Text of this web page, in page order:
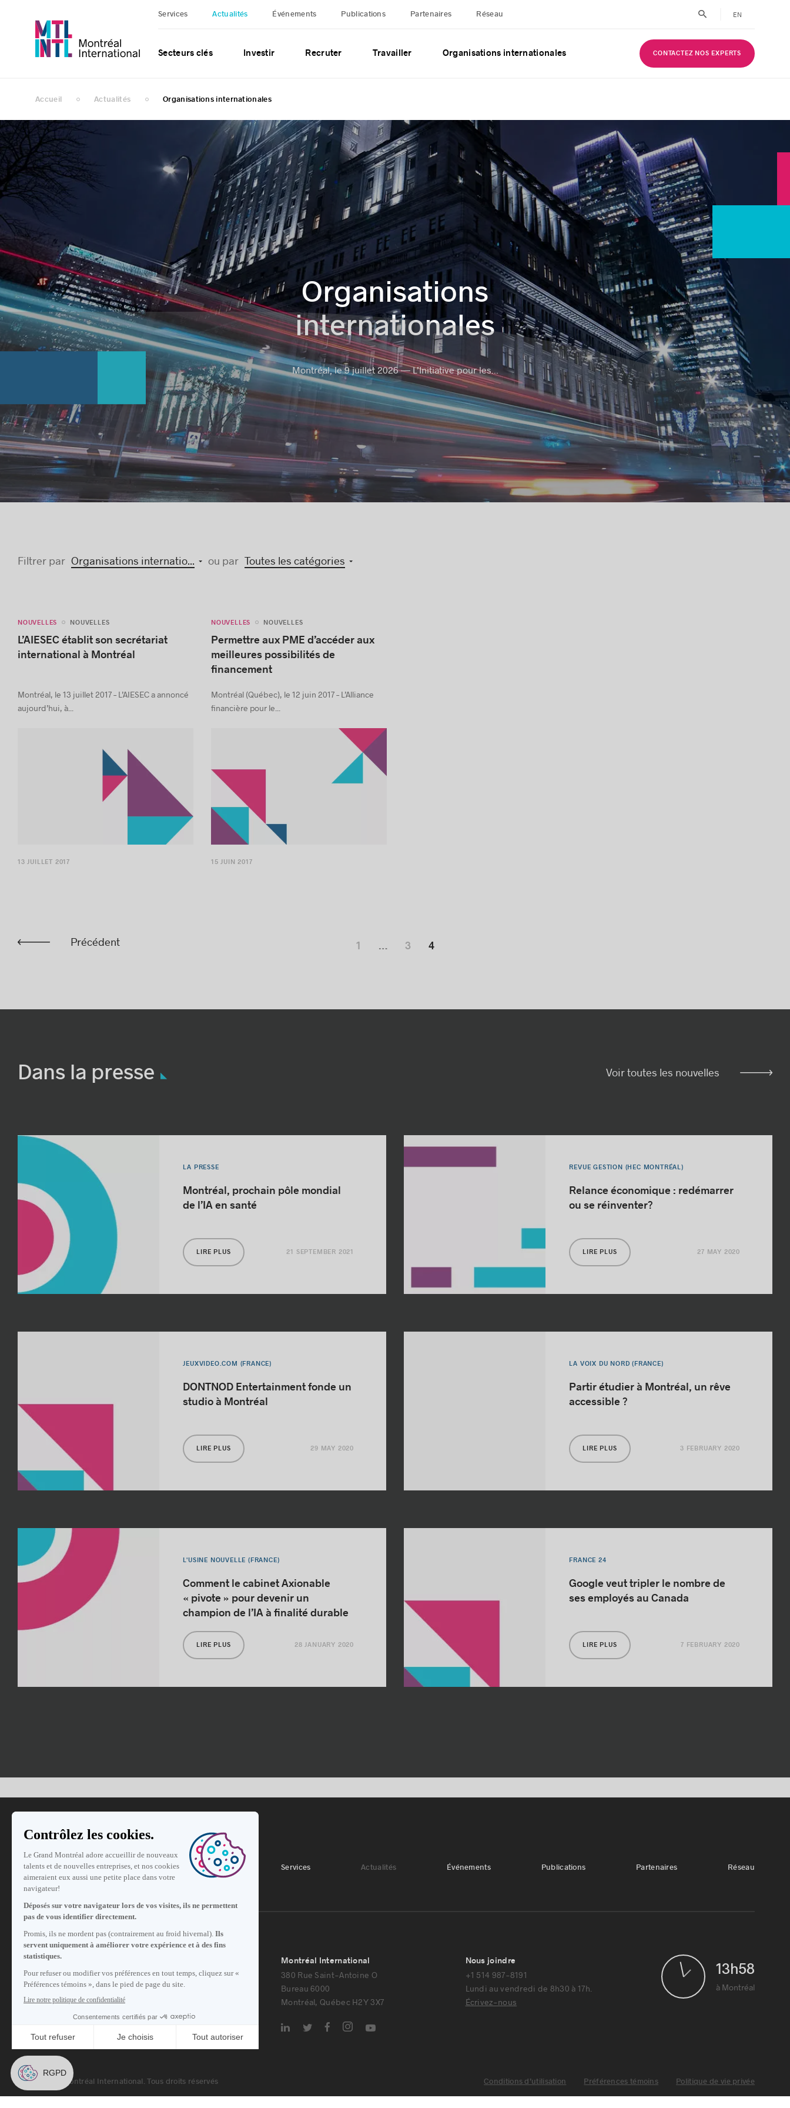
Services Actualités Événements Publications Partenaires Réseau EN
Secteurs clés Investir Recruter Travailler Organisations internationales CONTACTEZ NOS EXPERTS
Accueil Actualités Organisations internationales
Organisations
internationales
Montréal, le 9 juillet 2026 — L’Initiative pour les...
Filtrer par Organisations internatio... ou par Toutes les catégories
NOUVELLES NOUVELLES
L’AIESEC établit son secrétariat
international à Montréal
Montréal, le 13 juillet 2017 – L’AIESEC a annoncé
aujourd’hui, à...
13 JUILLET 2017
NOUVELLES NOUVELLES
Permettre aux PME d’accéder aux
meilleures possibilités de
financement
Montréal (Québec), le 12 juin 2017 – L’Alliance
financière pour le...
15 JUIN 2017
Précédent 1 … 3 4
Dans la presse Voir toutes les nouvelles
LA PRESSE
Montréal, prochain pôle mondial
de l’IA en santé
LIRE PLUS 21 SEPTEMBER 2021
REVUE GESTION (HEC MONTRÉAL)
Relance économique : redémarrer
ou se réinventer?
LIRE PLUS 27 MAY 2020
JEUXVIDEO.COM (FRANCE)
DONTNOD Entertainment fonde un
studio à Montréal
LIRE PLUS 29 MAY 2020
LA VOIX DU NORD (FRANCE)
Partir étudier à Montréal, un rêve
accessible ?
LIRE PLUS 3 FEBRUARY 2020
L'USINE NOUVELLE (FRANCE)
Comment le cabinet Axionable
« pivote » pour devenir un
champion de l’IA à finalité durable
LIRE PLUS 28 JANUARY 2020
FRANCE 24
Google veut tripler le nombre de
ses employés au Canada
LIRE PLUS 7 FEBRUARY 2020
Services Actualités Événements Publications Partenaires Réseau
À propos de nous
Centre des médias
Montréal International
380 Rue Saint-Antoine O
Bureau 6000
Montréal, Québec H2Y 3X7
Nous joindre
+1 514 987-8191
Lundi au vendredi de 8h30 à 17h.
Écrivez-nous
13h58
à Montréal
© 2026 Montréal International. Tous droits réservés Conditions d’utilisation Préférences témoins Politique de vie privée